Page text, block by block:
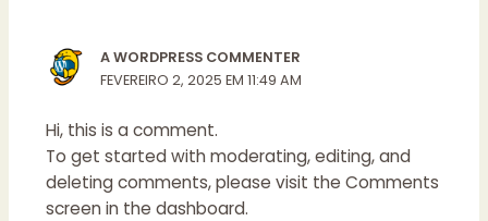
A WORDPRESS COMMENTER
FEVEREIRO 2, 2025 EM 11:49 AM
Hi, this is a comment.
To get started with moderating, editing, and
deleting comments, please visit the Comments
screen in the dashboard.